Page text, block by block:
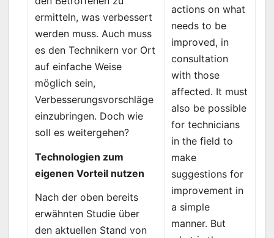
ermitteln, was verbessert
werden muss. Auch muss
es den Technikern vor Ort
auf einfache Weise
möglich sein,
Verbesserungsvorschläge
einzubringen. Doch wie
soll es weitergehen?
Technologien zum
eigenen Vorteil nutzen
Nach der oben bereits
erwähnten Studie über
den aktuellen Stand von
actions on what
needs to be
improved, in
consultation
with those
affected. It must
also be possible
for technicians
in the field to
make
suggestions for
improvement in
a simple
manner. But